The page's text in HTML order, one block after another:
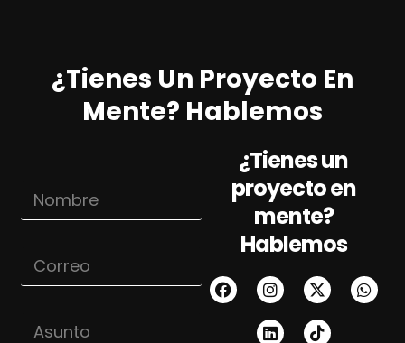
¿Tienes Un Proyecto En
Mente? Hablemos
¿Tienes un
proyecto en
mente?
Hablemos
m
*
r